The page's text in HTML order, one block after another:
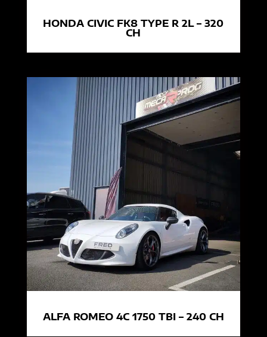
HONDA CIVIC FK8 TYPE R 2L – 320
CH
ALFA ROMEO 4C 1750 TBI – 240 CH